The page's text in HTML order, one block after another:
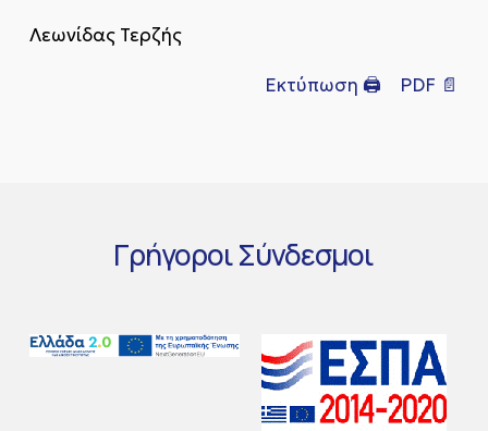
Λεωνίδας Τερζής
Εκτύπωση 🖨 PDF 📄
ΓρήγοροιΣύνδεσμοι